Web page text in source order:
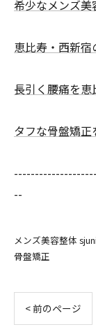
希少なメンズ
恵比寿・西新
長引く腰痛を恵
タフな骨盤矯
--
メンズ美容整体
骨盤矯正
< 前のページ